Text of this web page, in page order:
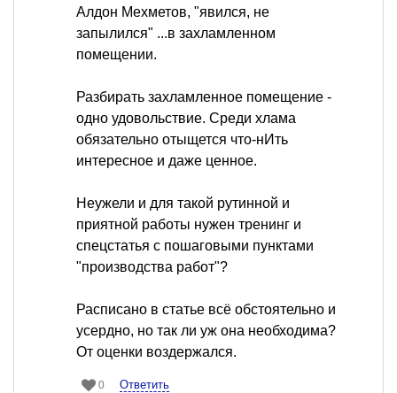
Алдон Мехметов, "явился, не
запылился" ...в захламленном
помещении.
Разбирать захламленное помещение -
одно удовольствие. Среди хлама
обязательно отыщется что-нИть
интересное и даже ценное.
Неужели и для такой рутинной и
приятной работы нужен тренинг и
спецстатья с пошаговыми пунктами
"производства работ"?
Расписано в статье всё обстоятельно и
усердно, но так ли уж она необходима?
От оценки воздержался.
0 Ответить